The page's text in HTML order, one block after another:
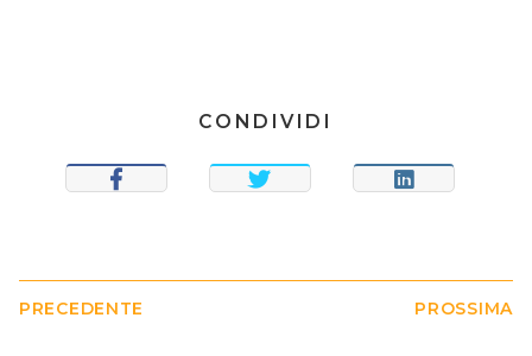
CONDIVIDI
CONDIVIDI TWEET CONDIVIDI
PRECEDENTE PROSSIMA